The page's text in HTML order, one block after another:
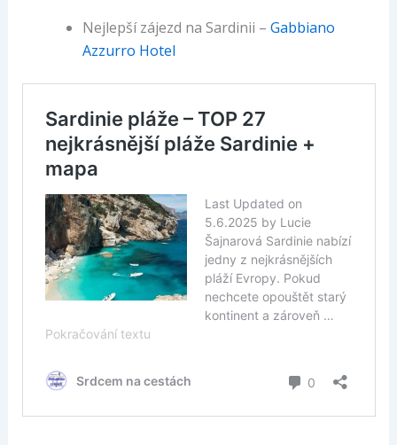
Nejlepší zájezd na Sardinii – Gabbiano
Azzurro Hotel